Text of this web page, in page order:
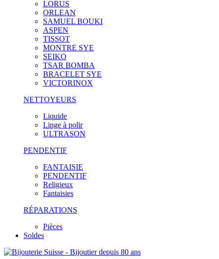
LORUS
ORLEAN
SAMUEL BOUKI
ASPEN
TISSOT
MONTRE SYE
SEIKO
TSAR BOMBA
BRACELET SYE
VICTORINOX
NETTOYEURS
Liquide
Linge à polir
ULTRASON
PENDENTIF
FANTAISIE
PENDENTIF
Religieux
Fantaisies
RÉPARATIONS
Pièces
Soldes